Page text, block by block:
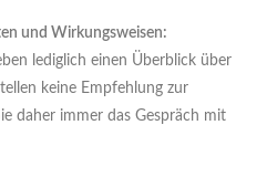
und Wirkungsweisen:
lediglich einen Überblick über
keine Empfehlung zur
daher immer das Gespräch mit